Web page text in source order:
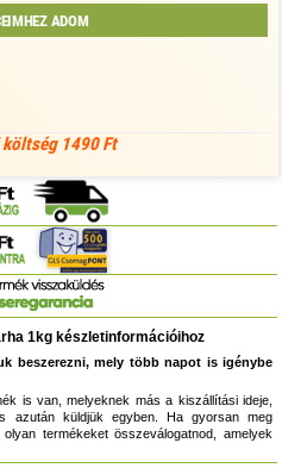
ADOM
1490 Ft
1kg készletinformációihoz
beszerezni, mely több napot is igénybe
is van, melyeknek más a kiszállítási ideje,
azután küldjük egyben. Ha gyorsan meg
termékeket összeválogatnod, amelyek